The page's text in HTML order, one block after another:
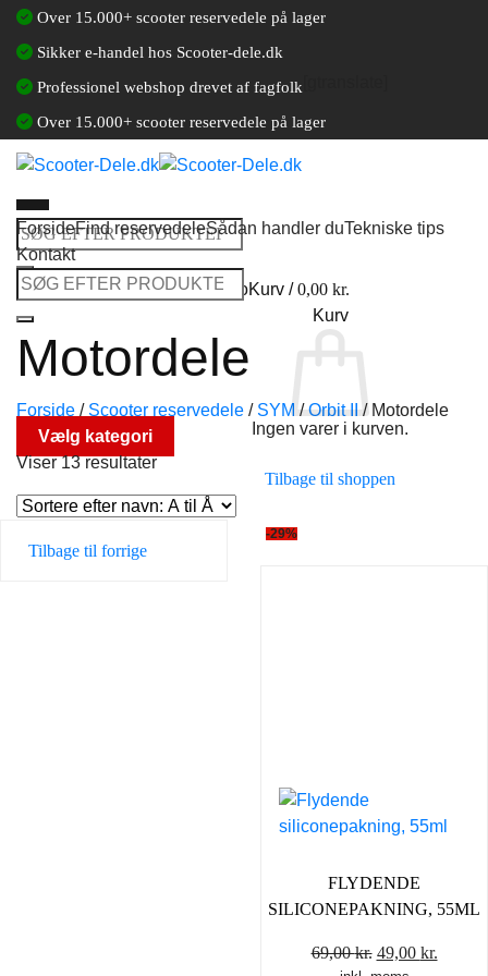
Fortsæt
indhold
Over 15.000+ scooter reservedele på lager
Sikker e-handel hos Scooter-dele.dk
Professionel webshop drevet af fagfolk
Over 15.000+ scooter reservedele på lager
Søg
efter:
Log ind / Opret en kundekontoKurv /0,00 kr.
Kurv
Ingen varer i kurven.
Tilbage til shoppen
ForsideFind reservedeleSådan handler duTekniske tips
Kontakt
Søg
efter:
Motordele
Forside / Scooter reservedele / SYM / Orbit II /Motordele
Vælg kategori
Viser 13 resultater
Tilbage til forrige
-29%
FLYDENDE
SILICONEPAKNING, 55ML
69,00kr. Den
49,00 kr.Den